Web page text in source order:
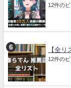
12件の
【全
12件の